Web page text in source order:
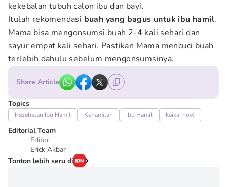
kekebalan tubuh calon ibu dan bayi.
Itulah rekomendasi buah yang bagus untuk ibu hamil.
Mama bisa mengonsumsi buah 2-4 kali sehari dan
sayur empat kali sehari. Pastikan Mama mencuci buah
terlebih dahulu sebelum mengonsumsinya.
Share Article
Topics
Kesehatan Ibu Hamil Kehamilan Ibu Hamil kaikai now
Editorial Team
Editor
Erick Akbar
Tonton lebih seru di